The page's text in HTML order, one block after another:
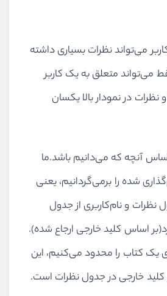
می‌تواند نظرات بسیاری داشته
می‌تواند متعلق به یک کاربر
در نمودار بالا یکسان
اساس آنچه که می‌دانیم باشد.ما
شده را برمی‌گردانیم، یعنی
نظرات و نام‌کاربری از جدول
اساس کلید خارجی ارجاع شده).
یک کتاب را محدود می‌کنیم،‌ این
خارجی در جدول نظرات است.